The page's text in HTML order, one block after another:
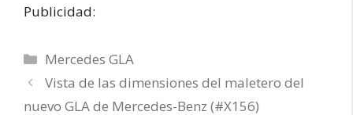
Publicidad:
Categorías
Mercedes GLA
Vista de las dimensiones del maletero del
nuevo GLA de Mercedes-Benz (#X156)